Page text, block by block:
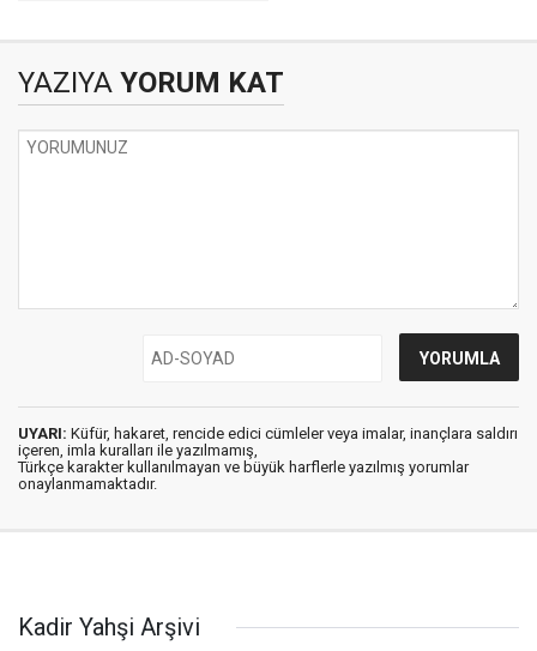
YAZIYA YORUM KAT
UYARI: Küfür, hakaret, rencide edici cümleler veya imalar, inançlara saldırı
içeren, imla kuralları ile yazılmamış,
Türkçe karakter kullanılmayan ve büyük harflerle yazılmış yorumlar
onaylanmamaktadır.
Kadir Yahşi Arşivi